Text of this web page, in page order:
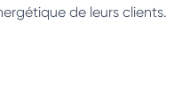
de leurs clients.